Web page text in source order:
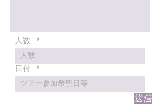
人数
日付
送信